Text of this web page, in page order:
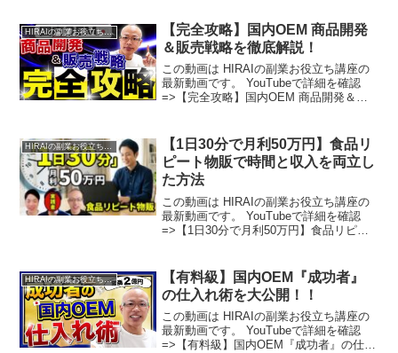
HIRAIの副業お役立ち講座
【完全攻略】国内OEM 商品開発
＆販売戦略を徹底解説！
この動画は HIRAIの副業お役立ち講座の
最新動画です。 YouTubeで詳細を確認
=>【完全攻略】国内OEM 商品開発＆販
HIRAIの副業お役立ち講座
【1日30分で月利50万円】食品リ
ピート物販で時間と収入を両立し
た方法
この動画は HIRAIの副業お役立ち講座の
最新動画です。 YouTubeで詳細を確認
=>【1日30分で月利50万円】食品リピー
HIRAIの副業お役立ち講座
【有料級】国内OEM『成功者』
の仕入れ術を大公開！！
この動画は HIRAIの副業お役立ち講座の
最新動画です。 YouTubeで詳細を確認
=>【有料級】国内OEM『成功者』の仕入